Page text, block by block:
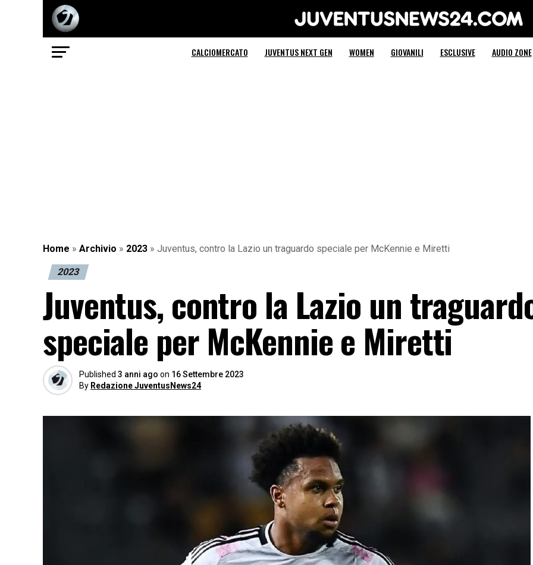
Juventus News 24
CALCIOMERCATO JUVENTUS NEXT GEN WOMEN GIOVANILI ESCLUSIVE AUDIO ZONE
Home » Archivio » 2023 » Juventus, contro la Lazio un traguardo speciale per McKennie e Miretti
2023
Juventus, contro la Lazio un
speciale per McKennie e Miretti
Published 3 anni ago on 16 Settembre 2023
By Redazione JuventusNews24